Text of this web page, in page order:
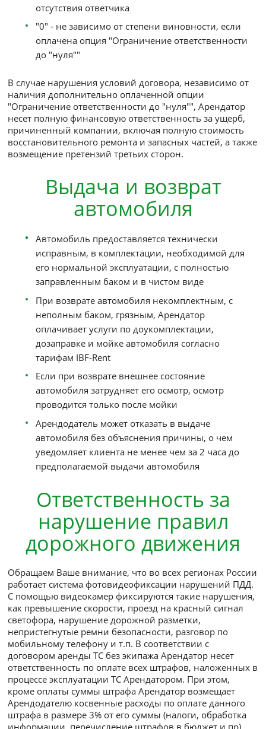
Оплата производится за весь срок аренды
автомобиля. При возврате раньше срока
производится перерасчет исходя из
времени пользования автомобилем. По
быть продлен по желанию Арендатора
Страхование
Все автомобили застрахованы на условиях
обязательного страхования ответственности
третьей стороной ОСАГО, АВТОКАСКО. При
страхового события Арендатор несет
следующем объеме:
в пределах внесенного залога в случае
наступления события по вине Арендатора
отсутствия ответчика
"0" - не зависимо от степени виновности,
оплачена опция "Ограничение
до "нуля""
В случае нарушения условий договора,
наличия дополнительно оплаченной опции
"Ограничение ответственности до "нуля"",
несет полную финансовую ответственность за
причиненный компании, включая полную
восстановительного ремонта и запасных частей,
возмещение претензий третьих сторон.
Выдача и возврат
автомобиля
Автомобиль предоставляется технически
его нормальной эксплуатации, с полностью
заправленным баком и в чистом виде
При возврате автомобиля некомплектным,
неполным баком, грязным, Арендатор
оплачивает услуги по доукомплектации,
дозаправке и мойке автомобиля согласно
тарифам IBF-Rent
Если при возврате внешнее состояние
автомобиля затрудняет его осмотр, осмотр